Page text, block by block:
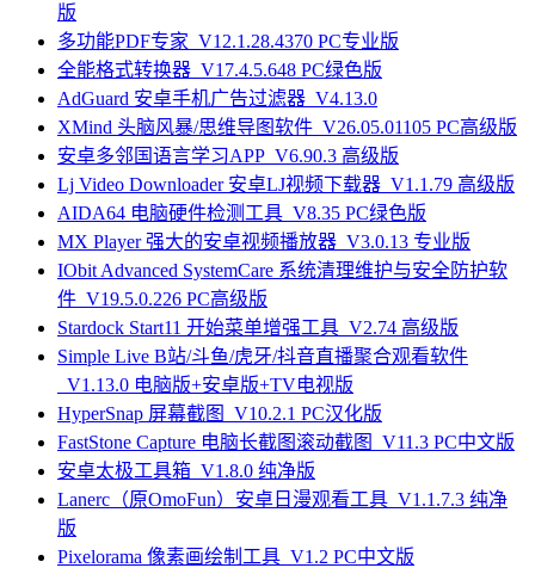
版
多功能PDF专家_V12.1.28.4370 PC专业版
全能格式转换器_V17.4.5.648 PC绿色版
AdGuard 安卓手机广告过滤器_V4.13.0
XMind 头脑风暴/思维导图软件_V26.05.01105 PC高级版
安卓多邻国语言学习APP_V6.90.3 高级版
Lj Video Downloader 安卓LJ视频下载器_V1.1.79 高级版
AIDA64 电脑硬件检测工具_V8.35 PC绿色版
MX Player 强大的安卓视频播放器_V3.0.13 专业版
IObit Advanced SystemCare 系统清理维护与安全防护软
件_V19.5.0.226 PC高级版
Stardock Start11 开始菜单增强工具_V2.74 高级版
Simple Live B站/斗鱼/虎牙/抖音直播聚合观看软件
_V1.13.0 电脑版+安卓版+TV电视版
HyperSnap 屏幕截图_V10.2.1 PC汉化版
FastStone Capture 电脑长截图滚动截图_V11.3 PC中文版
安卓太极工具箱_V1.8.0 纯净版
Lanerc（原OmoFun）安卓日漫观看工具_V1.1.7.3 纯净
版
Pixelorama 像素画绘制工具_V1.2 PC中文版